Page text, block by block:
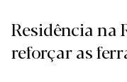
Residência na
reforçar as